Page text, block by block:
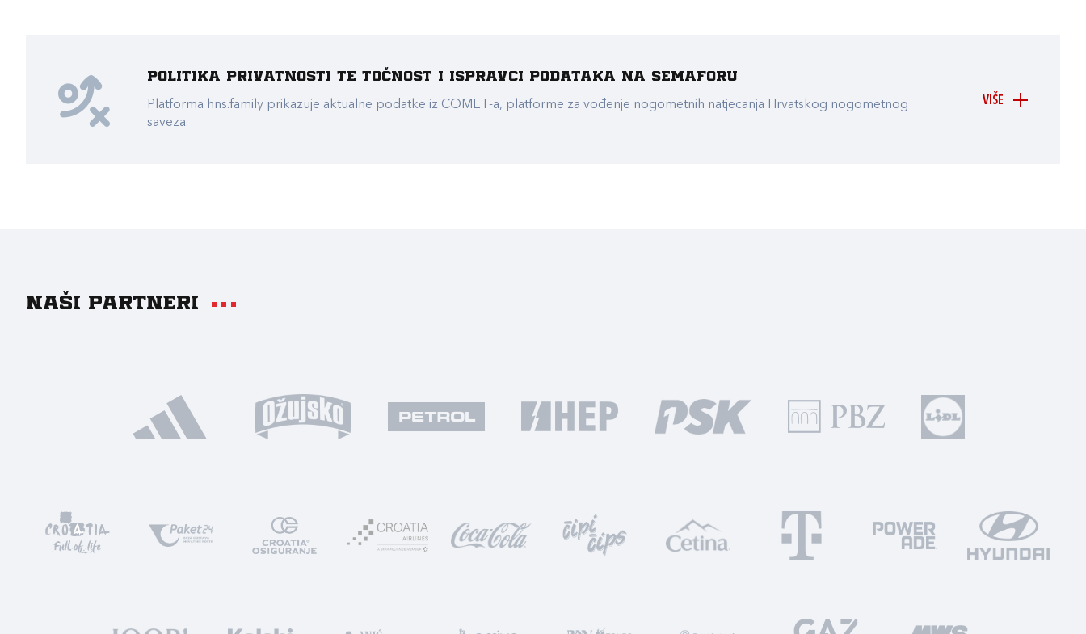
VIŠE
Politika privatnosti te točnost i ispravci podataka na Semaforu
Platforma hns.family prikazuje aktualne podatke iz COMET-a, platforme za vođenje nogometnih natjecanja Hrvatskog nogometnog
saveza.
Naši partneri